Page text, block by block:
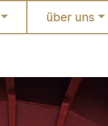
über uns